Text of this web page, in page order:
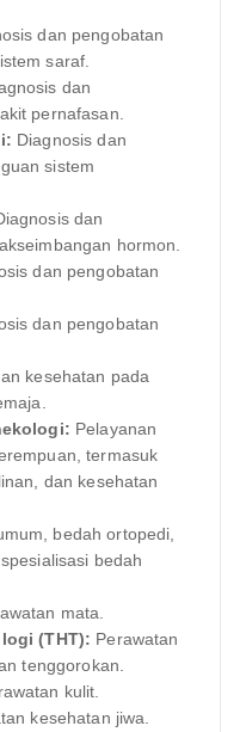
dan pengobatan
saraf.
dan
pernafasan.
Diagnosis dan
sistem
dan
hormon.
dan pengobatan
dan pengobatan
kesehatan pada
Pelayanan
termasuk
dan kesehatan
bedah ortopedi,
bedah
mata.
(THT): Perawatan
tenggorokan.
kulit.
kesehatan jiwa.